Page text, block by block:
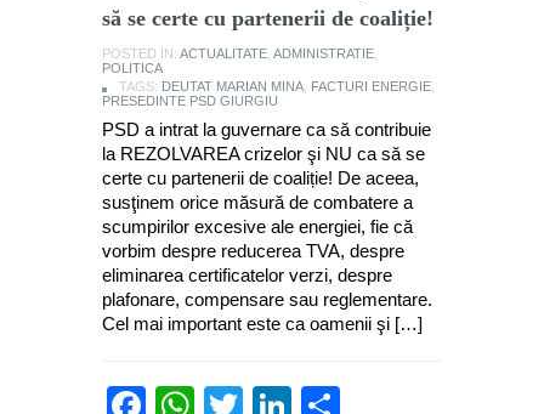
să se certe cu partenerii de coaliție!
POSTED IN: ACTUALITATE ADMINISTRATIE
POLITICA
TAGS: DEUTAT MARIAN MINA FACTURI ENERGIE
PRESEDINTE PSD GIURGIU
PSD a intrat la guvernare ca să contribuie
la REZOLVAREA crizelor şi NU ca să se
certe cu partenerii de coaliție! De aceea,
susţinem orice măsură de combatere a
scumpirilor excesive ale energiei, fie că
vorbim despre reducerea TVA, despre
eliminarea certificatelor verzi, despre
plafonare, compensare sau reglementare.
Cel mai important este ca oamenii şi […]
Facebook
WhatsApp
TwitterLinkedIn